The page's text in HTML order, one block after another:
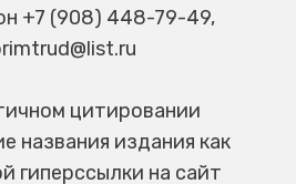
+7 (908) 448-79-49,
цитировании
названия издания как
гиперссылки на сайт